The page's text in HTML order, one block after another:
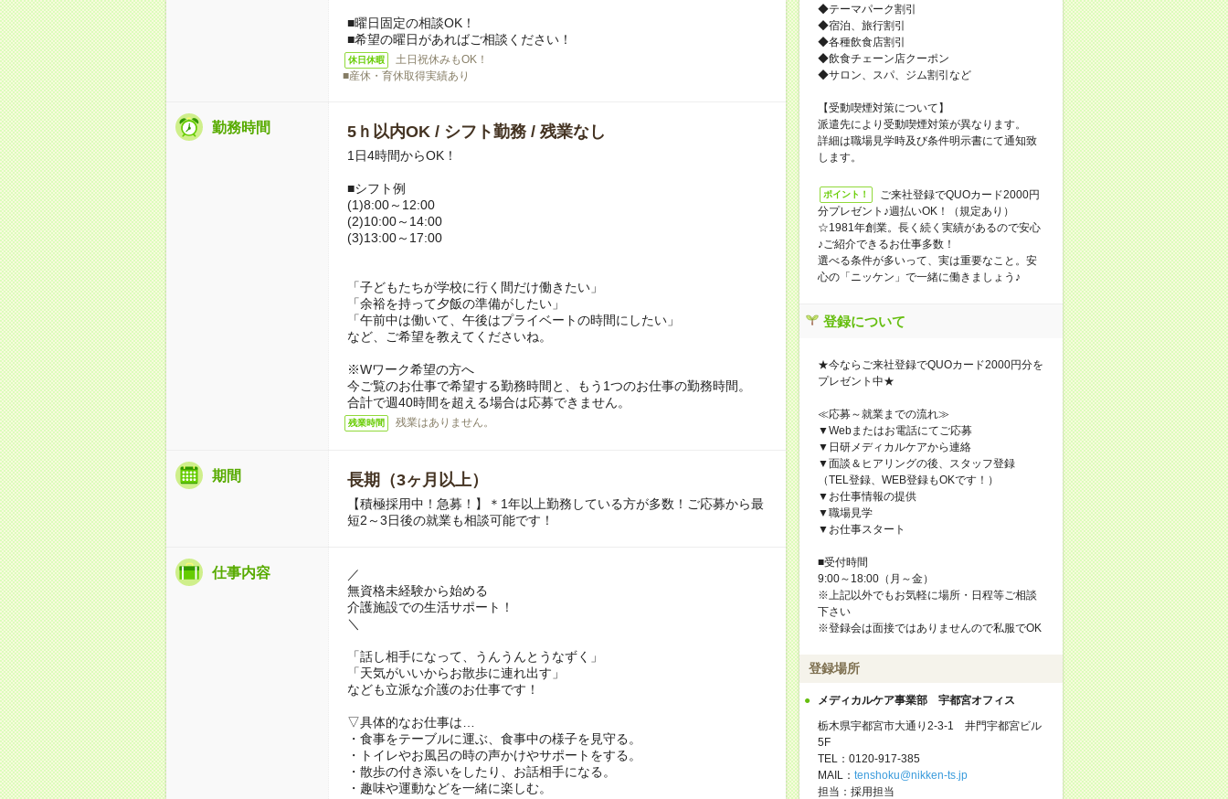
■曜日固定の相談OK！
■希望の曜日があればご相談ください！
休日休暇
土日祝休みもOK！
■産休・育休取得実績あり
勤務時間 5ｈ以内OK / シフト勤務 / 残業なし
1日4時間からOK！
■シフト例
(1)8:00～12:00
(2)10:00～14:00
(3)13:00～17:00
「子どもたちが学校に行く間だけ働きたい」
「余裕を持って夕飯の準備がしたい」
「午前中は働いて、午後はプライベートの時間にしたい」
など、ご希望を教えてくださいね。
※Wワーク希望の方へ
今ご覧のお仕事で希望する勤務時間と、もう1つのお仕事の勤務時間。
合計で週40時間を超える場合は応募できません。
残業時間 残業はありません。
期間 長期（3ヶ月以上）
【積極採用中！急募！】＊1年以上勤務している方が多数！ご応募から最
短2～3日後の就業も相談可能です！
仕事内容
／
無資格未経験から始める
介護施設での生活サポート！
＼
「話し相手になって、うんうんとうなずく」
「天気がいいからお散歩に連れ出す」
なども立派な介護のお仕事です！
▽具体的なお仕事は…
・食事をテーブルに運ぶ、食事中の様子を見守る。
・トイレやお風呂の時の声かけやサポートをする。
・散歩の付き添いをしたり、お話相手になる。
・趣味や運動などを一緒に楽しむ。
◆テーマパーク割引
◆宿泊、旅行割引
◆各種飲食店割引
◆飲食チェーン店クーポン
◆サロン、スパ、ジム割引など
【受動喫煙対策について】
派遣先により受動喫煙対策が異なります。
詳細は職場見学時及び条件明示書にて通知致
します。
ポイント！
ご来社登録でQUOカード2000円
分プレゼント♪週払いOK！（規定あり）
☆1981年創業。長く続く実績があるので安心
♪ご紹介できるお仕事多数！
選べる条件が多いって、実は重要なこと。安
心の「ニッケン」で一緒に働きましょう♪
登録について
★今ならご来社登録でQUOカード2000円分を
プレゼント中★
≪応募～就業までの流れ≫
▼Webまたはお電話にてご応募
▼日研メディカルケアから連絡
▼面談＆ヒアリングの後、スタッフ登録
（TEL登録、WEB登録もOKです！）
▼お仕事情報の提供
▼職場見学
▼お仕事スタート
■受付時間
9:00～18:00（月～金）
※上記以外でもお気軽に場所・日程等ご相談
下さい
※登録会は面接ではありませんので私服でOK
登録場所
メディカルケア事業部 宇都宮オフィス
栃木県宇都宮市大通り2-3-1 井門宇都宮ビル
5F
TEL：0120-917-385
MAIL： tenshoku@nikken-ts.jp
担当：採用担当